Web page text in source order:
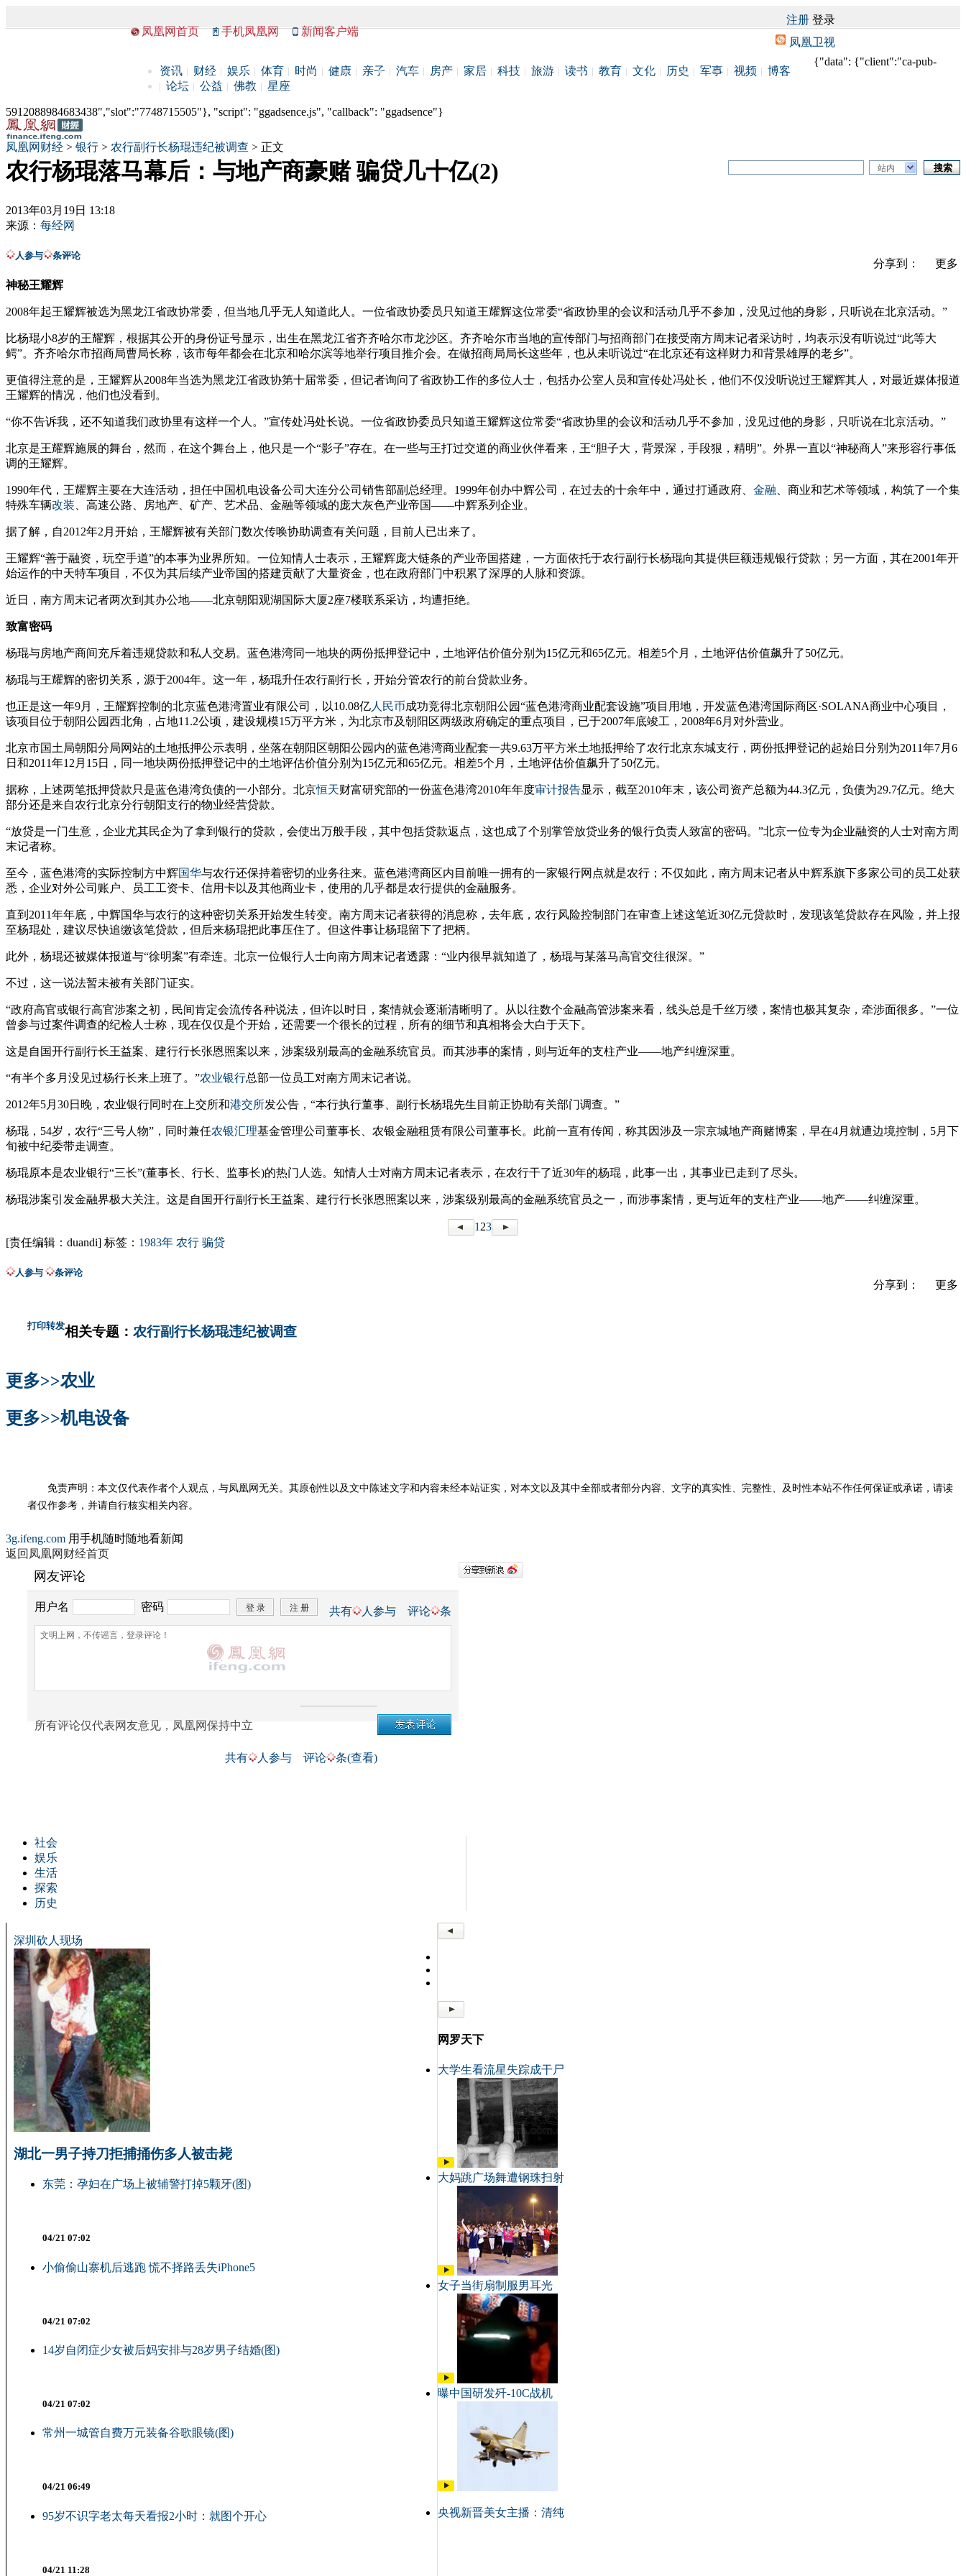
凤凰网首页 手机凤凰网 新闻客户端
注册 登录
凤凰卫视
资讯 财经 娱乐 体育 时尚 健康 亲子 汽车 房产 家居 科技 旅游 读书 教育 文化 历史 军事 视频
博客
论坛
公益 佛教 星座
{"data": {"client":"ca-pub-
5912088984683438","slot":"7748715505"}, "script": "ggadsence.js", "callback": "ggadsence"}
凤凰网财经 > 银行 > 农行副行长杨琨违纪被调查 > 正文
站内
农行杨琨落马幕后：与地产商豪赌 骗贷几十亿(2)
2013年03月19日 13:18
来源： 每经网
分享到： 更多
人参与 条评论
神秘王耀辉
2008年起王耀辉被选为黑龙江省政协常委，但当地几乎无人知道此人。一位省政协委员只知道王耀辉这位常委“省政协里的会议和活动几乎不参加，没见过他的身影，只听说在北京活动。”
比杨琨小8岁的王耀辉，根据其公开的身份证号显示，出生在黑龙江省齐齐哈尔市龙沙区。齐齐哈尔市当地的宣传部门与招商部门在接受南方周末记者采访时，均表示没有听说过“此等大
鳄”。齐齐哈尔市招商局曹局长称，该市每年都会在北京和哈尔滨等地举行项目推介会。在做招商局局长这些年，也从未听说过“在北京还有这样财力和背景雄厚的老乡”。
更值得注意的是，王耀辉从2008年当选为黑龙江省政协第十届常委，但记者询问了省政协工作的多位人士，包括办公室人员和宣传处冯处长，他们不仅没听说过王耀辉其人，对最近媒体报道
王耀辉的情况，他们也没看到。
“你不告诉我，还不知道我们政协里有这样一个人。”宣传处冯处长说。一位省政协委员只知道王耀辉这位常委“省政协里的会议和活动几乎不参加，没见过他的身影，只听说在北京活动。”
北京是王耀辉施展的舞台，然而，在这个舞台上，他只是一个“影子”存在。在一些与王打过交道的商业伙伴看来，王“胆子大，背景深，手段狠，精明”。外界一直以“神秘商人”来形容行事低
调的王耀辉。
1990年代，王耀辉主要在大连活动，担任中国机电设备公司大连分公司销售部副总经理。1999年创办中辉公司，在过去的十余年中，通过打通政府、 金融 、商业和艺术等领域，构筑了一个集
特殊车辆改装 、高速公路、房地产、矿产、艺术品、金融等领域的庞大灰色产业帝国——中辉系列企业。
据了解，自2012年2月开始，王耀辉被有关部门数次传唤协助调查有关问题，目前人已出来了。
王耀辉“善于融资，玩空手道”的本事为业界所知。一位知情人士表示，王耀辉庞大链条的产业帝国搭建，一方面依托于农行副行长杨琨向其提供巨额违规银行贷款；另一方面，其在2001年开
始运作的中天特车项目，不仅为其后续产业帝国的搭建贡献了大量资金，也在政府部门中积累了深厚的人脉和资源。
近日，南方周末记者两次到其办公地——北京朝阳观湖国际大厦2座7楼联系采访，均遭拒绝。
致富密码
杨琨与房地产商间充斥着违规贷款和私人交易。蓝色港湾同一地块的两份抵押登记中，土地评估价值分别为15亿元和65亿元。相差5个月，土地评估价值飙升了50亿元。
杨琨与王耀辉的密切关系，源于2004年。这一年，杨琨升任农行副行长，开始分管农行的前台贷款业务。
也正是这一年9月，王耀辉控制的北京蓝色港湾置业有限公司，以10.08亿人民币成功竞得北京朝阳公园“蓝色港湾商业配套设施”项目用地，开发蓝色港湾国际商区·SOLANA商业中心项目，
该项目位于朝阳公园西北角，占地11.2公顷，建设规模15万平方米，为北京市及朝阳区两级政府确定的重点项目，已于2007年底竣工，2008年6月对外营业。
北京市国土局朝阳分局网站的土地抵押公示表明，坐落在朝阳区朝阳公园内的蓝色港湾商业配套一共9.63万平方米土地抵押给了农行北京东城支行，两份抵押登记的起始日分别为2011年7月6
日和2011年12月15日，同一地块两份抵押登记中的土地评估价值分别为15亿元和65亿元。相差5个月，土地评估价值飙升了50亿元。
据称，上述两笔抵押贷款只是蓝色港湾负债的一小部分。北京恒天财富研究部的一份蓝色港湾2010年年度审计报告显示，截至2010年末，该公司资产总额为44.3亿元，负债为29.7亿元。绝大
部分还是来自农行北京分行朝阳支行的物业经营贷款。
“放贷是一门生意，企业尤其民企为了拿到银行的贷款，会使出万般手段，其中包括贷款返点，这也成了个别掌管放贷业务的银行负责人致富的密码。”北京一位专为企业融资的人士对南方周
末记者称。
至今，蓝色港湾的实际控制方中辉国华与农行还保持着密切的业务往来。蓝色港湾商区内目前唯一拥有的一家银行网点就是农行；不仅如此，南方周末记者从中辉系旗下多家公司的员工处获
悉，企业对外公司账户、员工工资卡、信用卡以及其他商业卡，使用的几乎都是农行提供的金融服务。
直到2011年年底，中辉国华与农行的这种密切关系开始发生转变。南方周末记者获得的消息称，去年底，农行风险控制部门在审查上述这笔近30亿元贷款时，发现该笔贷款存在风险，并上报
至杨琨处，建议尽快追缴该笔贷款，但后来杨琨把此事压住了。但这件事让杨琨留下了把柄。
此外，杨琨还被媒体报道与“徐明案”有牵连。北京一位银行人士向南方周末记者透露：“业内很早就知道了，杨琨与某落马高官交往很深。”
不过，这一说法暂未被有关部门证实。
“政府高官或银行高官涉案之初，民间肯定会流传各种说法，但许以时日，案情就会逐渐清晰明了。从以往数个金融高管涉案来看，线头总是千丝万缕，案情也极其复杂，牵涉面很多。”一位
曾参与过案件调查的纪检人士称，现在仅仅是个开始，还需要一个很长的过程，所有的细节和真相将会大白于天下。
这是自国开行副行长王益案、建行行长张恩照案以来，涉案级别最高的金融系统官员。而其涉事的案情，则与近年的支柱产业——地产纠缠深重。
“有半个多月没见过杨行长来上班了。”农业银行总部一位员工对南方周末记者说。
2012年5月30日晚，农业银行同时在上交所和港交所发公告，“本行执行董事、副行长杨琨先生目前正协助有关部门调查。”
杨琨，54岁，农行“三号人物”，同时兼任农银汇理基金管理公司董事长、农银金融租赁有限公司董事长。此前一直有传闻，称其因涉及一宗京城地产商赌博案，早在4月就遭边境控制，5月下
旬被中纪委带走调查。
杨琨原本是农业银行“三长”(董事长、行长、监事长)的热门人选。知情人士对南方周末记者表示，在农行干了近30年的杨琨，此事一出，其事业已走到了尽头。
杨琨涉案引发金融界极大关注。这是自国开行副行长王益案、建行行长张恩照案以来，涉案级别最高的金融系统官员之一，而涉事案情，更与近年的支柱产业——地产——纠缠深重。
1 23
[责任编辑：duandi] 标签： 1983年 农行 骗贷
分享到： 更多
人参与 条评论
打印转发相关专题： 农行副行长杨琨违纪被调查
更多>>农业
更多>>机电设备
免责声明：本文仅代表作者个人观点，与凤凰网无关。其原创性以及文中陈述文字和内容未经本站证实，对本文以及其中全部或者部分内容、文字的真实性、完整性、及时性本站不作任何保证或承诺，请读
者仅作参考，并请自行核实相关内容。
3g.ifeng.com 用手机随时随地看新闻
返回凤凰网财经首页
网友评论
共有 人参与 评论 条
用户名 密码
所有评论仅代表网友意见，凤凰网保持中立
共有 人参与 评论 条(查看)
社会
娱乐
生活
探索
历史
深圳砍人现场
湖北一男子持刀拒捕捅伤多人被击毙
东莞：孕妇在广场上被辅警打掉5颗牙(图)
04/21 07:02
小偷偷山寨机后逃跑 慌不择路丢失iPhone5
04/21 07:02
14岁自闭症少女被后妈安排与28岁男子结婚(图)
04/21 07:02
常州一城管自费万元装备谷歌眼镜(图)
04/21 06:49
95岁不识字老太每天看报2小时：就图个开心
04/21 11:28
网罗天下
大学生看流星失踪成干尸
大妈跳广场舞遭钢珠扫射
女子当街扇制服男耳光
曝中国研发歼-10C战机
央视新晋美女主播：清纯